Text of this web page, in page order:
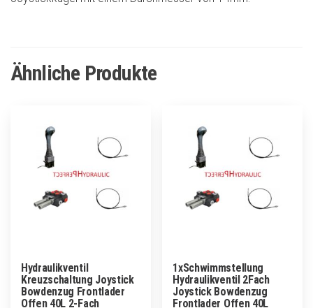
Ähnliche Produkte
Hydraulikventil
Kreuzschaltung Joystick
Bowdenzug Frontlader
Offen 40L 2-Fach
1xSchwimmstellung
Hydraulikventil 2Fach
Joystick Bowdenzug
Frontlader Offen 40L